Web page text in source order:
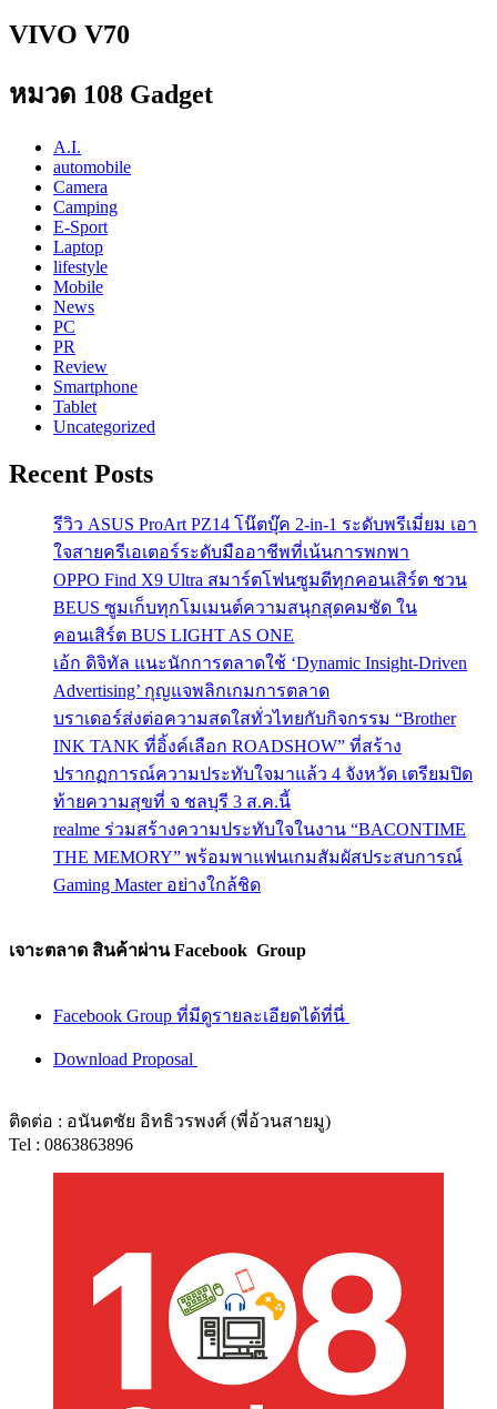
VIVO V70
หมวด 108 Gadget
A.I.
automobile
Camera
Camping
E-Sport
Laptop
lifestyle
Mobile
News
PC
PR
Review
Smartphone
Tablet
Uncategorized
Recent Posts
รีวิว ASUS ProArt PZ14 โน๊ตบุ๊ค 2-in-1 ระดับพรีเมี่ยม เอา
ใจสายครีเอเตอร์ระดับมืออาชีพที่เน้นการพกพา
OPPO Find X9 Ultra สมาร์ตโฟนซูมดีทุกคอนเสิร์ต ชวน
BEUS ซูมเก็บทุกโมเมนต์ความสนุกสุดคมชัด ใน
คอนเสิร์ต BUS LIGHT AS ONE
เอ้ก ดิจิทัล แนะนักการตลาดใช้ ‘Dynamic Insight-Driven
Advertising’ กุญแจพลิกเกมการตลาด
บราเดอร์ส่งต่อความสดใสทั่วไทยกับกิจกรรม “Brother
INK TANK ที่อิ้งค์เลือก ROADSHOW” ที่สร้าง
ปรากฏการณ์ความประทับใจมาแล้ว 4 จังหวัด เตรียมปิด
ท้ายความสุขที่ จ ชลบุรี 3 ส.ค.นี้
realme ร่วมสร้างความประทับใจในงาน “BACONTIME
THE MEMORY” พร้อมพาแฟนเกมสัมผัสประสบการณ์
Gaming Master อย่างใกล้ชิด
เจาะตลาด สินค้าผ่าน Facebook Group
Facebook Group ที่มีดูรายละเอียดได้ที่นี่
Download Proposal
ติดต่อ : อนันตชัย อิทธิวรพงศ์ (พี่อ้วนสายมู)
Tel : 0863863896